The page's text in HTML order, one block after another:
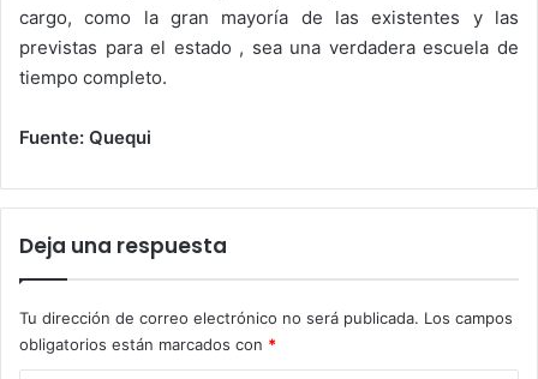
cargo, como la gran mayoría de las existentes y las
previstas para el estado , sea una verdadera escuela de
tiempo completo.
Fuente: Quequi
Deja una respuesta
Tu dirección de correo electrónico no será publicada. Los campos
obligatorios están marcados con *